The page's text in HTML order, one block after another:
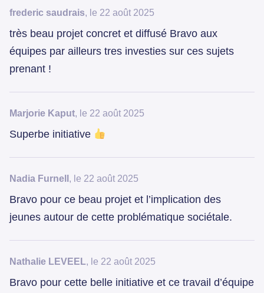
frederic saudrais, le 22 août 2025
très beau projet concret et diffusé Bravo aux
équipes par ailleurs tres investies sur ces sujets
prenant !
Marjorie Kaput, le 22 août 2025
Superbe initiative
Nadia Furnell , le 22 août 2025
Bravo pour ce beau projet et l’implication des
jeunes autour de cette problématique sociétale.
Nathalie LEVEEL, le 22 août 2025
Bravo pour cette belle initiative et ce travail d’équipe